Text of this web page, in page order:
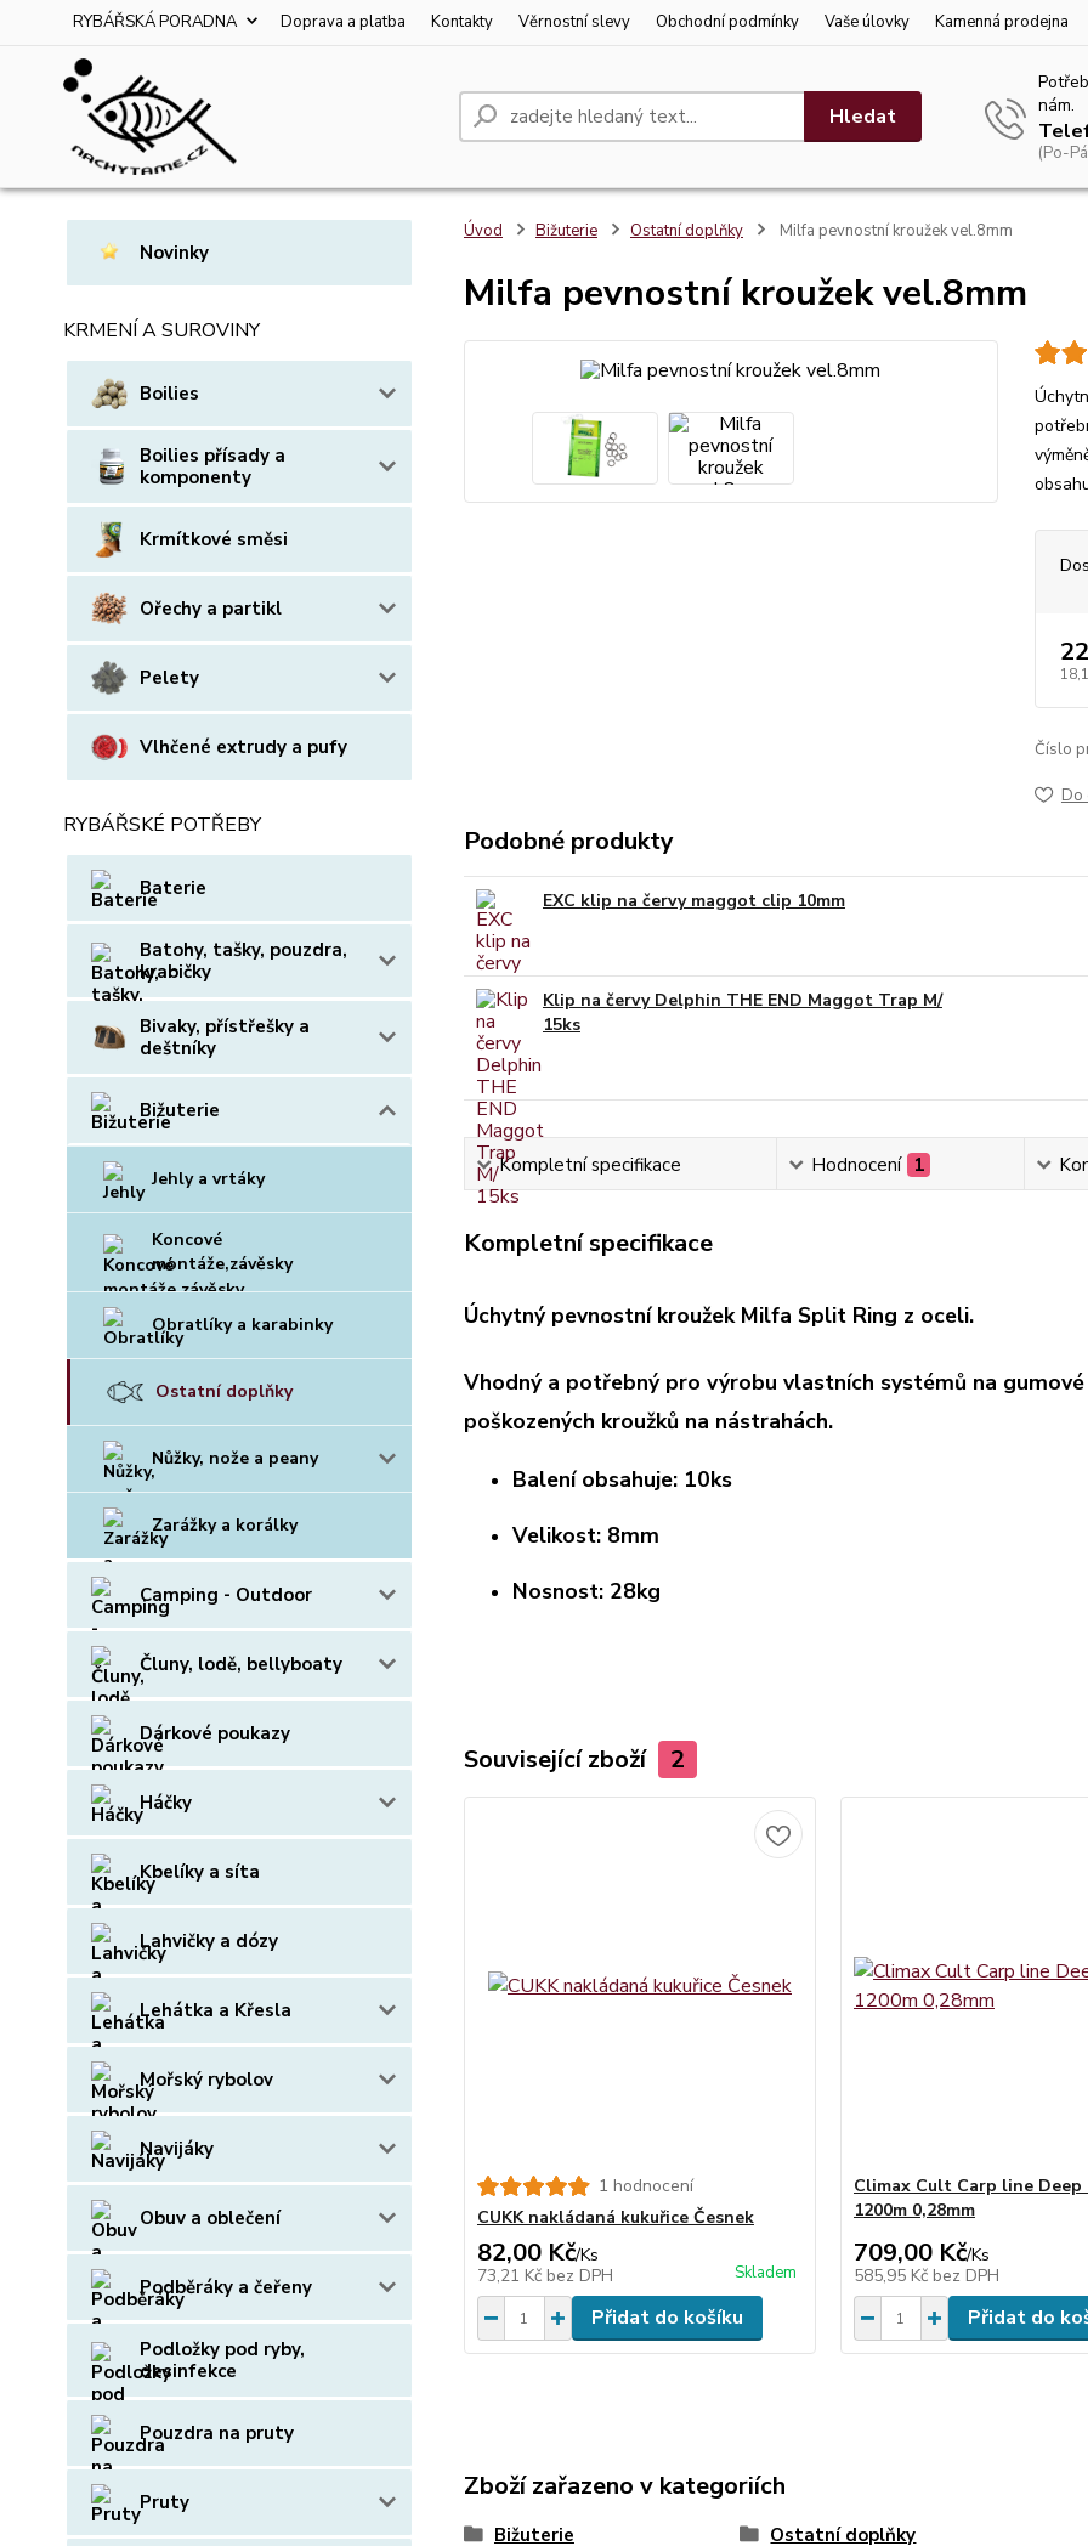
RYBÁŘSKÁ PORADNA Doprava a platba Kontakty Věrnostní slevy Obchodní podmínky Vaše úlovky Kamenná prodejna
Hledat
nám.
(Po-
Novinky
KRMENÍ A SUROVINY
Boilies
Boilies přísady a
komponenty
Krmítkové směsi
Ořechy a partikl
Pelety
Vlhčené extrudy a pufy
RYBÁŘSKÉ POTŘEBY
Baterie
Batohy, tašky, pouzdra,
krabičky
Bivaky, přístřešky a
deštníky
Bižuterie
Jehly a vrtáky
Koncové
montáže,závěsky
Obratlíky a karabinky
Ostatní doplňky
Nůžky, nože a peany
Zarážky a korálky
Camping - Outdoor
Čluny, lodě, bellyboaty
Dárkové poukazy
Háčky
Kbelíky a síta
Lahvičky a dózy
Lehátka a Křesla
Mořský rybolov
Navijáky
Obuv a oblečení
Podběráky a čeřeny
Podložky pod ryby,
desinfekce
Pouzdra na pruty
Pruty
Úvod Bižuterie Ostatní doplňky Milfa pevnostní kroužek vel.8mm
Milfa pevnostní kroužek vel.8mm
Číslo
Do
Podobné produkty
EXC klip na červy maggot clip 10mm
Klip na červy Delphin THE END Maggot Trap M/
15ks
Kompletní specifikace Hodnocení 1
Kompletní specifikace
Úchytný pevnostní kroužek Milfa Split Ring z oceli.
Vhodný a potřebný pro výrobu vlastních systémů na
poškozených kroužků na nástrahách.
Balení obsahuje: 10ks
Velikost: 8mm
Nosnost: 28kg
Související zboží 2
1 hodnocení
CUKK nakládaná kukuřice Česnek
82,00 Kč/Ks
73,21 Kč bez DPH Skladem
Přidat do košíku
Climax Cult Carp line Deep
1200m 0,28mm
709,00 Kč/Ks
585,95 Kč bez DPH
Přidat do
Zboží zařazeno v kategoriích
Bižuterie Ostatní doplňky